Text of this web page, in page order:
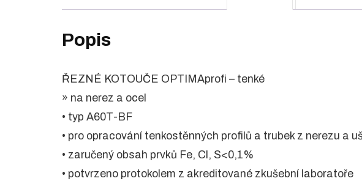
Popis
ŘEZNÉ KOTOUČE OPTIMAprofi – tenké
» na nerez a ocel
• typ A60T-BF
• pro opracování tenkostěnných profilů a trubek z nerezu a
• zaručený obsah prvků Fe, Cl, S<0,1%
• potvrzeno protokolem z akreditované zkušební laboratoře